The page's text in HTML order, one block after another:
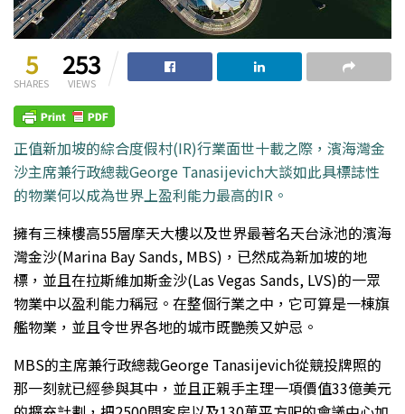
5
SHARES
253
VIEWS
正值新加坡的綜合度假村(IR)行業面世十載之際，濱海灣金
沙主席兼行政總裁George Tanasijevich大談如此具標誌性
的物業何以成為世界上盈利能力最高的IR。
擁有三棟樓高55層摩天大樓以及世界最著名天台泳池的濱海
灣金沙(Marina Bay Sands, MBS)，已然成為新加坡的地
標，並且在拉斯維加斯金沙(Las Vegas Sands, LVS)的一眾
物業中以盈利能力稱冠。在整個行業之中，它可算是一棟旗
艦物業，並且令世界各地的城市既艷羨又妒忌。
MBS的主席兼行政總裁George Tanasijevich從競投牌照的
那一刻就已經參與其中，並且正親手主理一項價值33億美元